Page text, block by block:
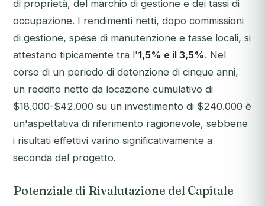
di proprietà, del marchio di gestione e dei tassi di
occupazione. I rendimenti netti, dopo commissioni
di gestione, spese di manutenzione e tasse locali, si
attestano tipicamente tra l'1,5% e il 3,5%. Nel
corso di un periodo di detenzione di cinque anni,
un reddito netto da locazione cumulativo di
$18.000-$42.000 su un investimento di $240.000 è
un'aspettativa di riferimento ragionevole, sebbene
i risultati effettivi varino significativamente a
seconda del progetto.
Potenziale di Rivalutazione del Capitale